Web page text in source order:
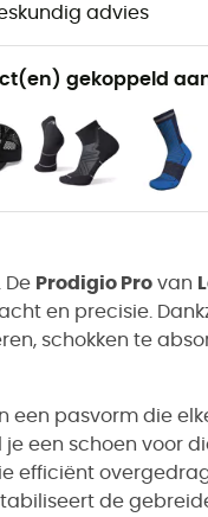
advies
gekoppeld
De Prodigio Pro van
en precisie.
schokken te
een pasvorm die
een schoen voor
efficiënt
de